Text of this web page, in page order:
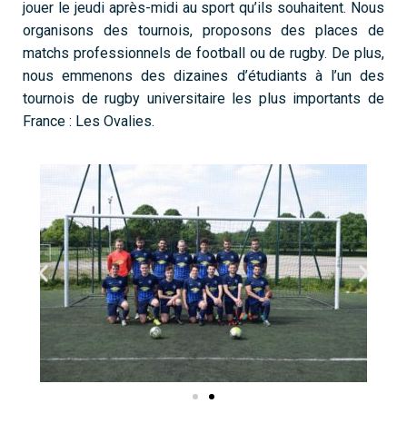
jouer le jeudi après-midi au sport qu’ils souhaitent. Nous
organisons des tournois, proposons des places de
matchs professionnels de football ou de rugby. De plus,
nous emmenons des dizaines d’étudiants à l’un des
tournois de rugby universitaire les plus importants de
France : Les Ovalies.